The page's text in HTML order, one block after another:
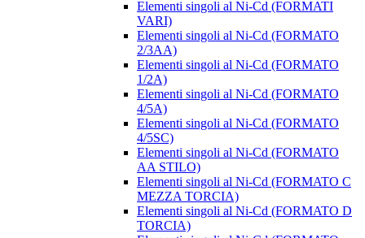
Elementi singoli al Ni-Cd (FORMATI
VARI)
Elementi singoli al Ni-Cd (FORMATO
2/3AA)
Elementi singoli al Ni-Cd (FORMATO
1/2A)
Elementi singoli al Ni-Cd (FORMATO
4/5A)
Elementi singoli al Ni-Cd (FORMATO
4/5SC)
Elementi singoli al Ni-Cd (FORMATO
AA STILO)
Elementi singoli al Ni-Cd (FORMATO C
MEZZA TORCIA)
Elementi singoli al Ni-Cd (FORMATO D
TORCIA)